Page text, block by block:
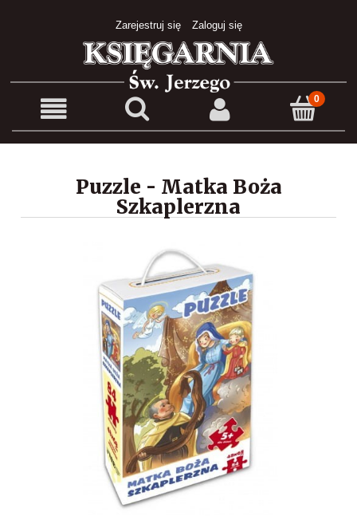
Zarejestruj się Zaloguj się
Puzzle - Matka Boża
Szkaplerzna